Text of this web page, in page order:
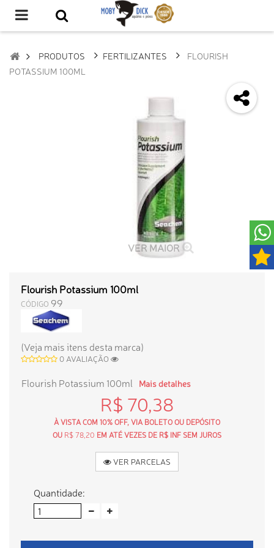
PRODUTOS FERTILIZANTES
FLOURISH
POTASSIUM 100ML
VER MAIOR
Flourish Potassium 100ml
CÓDIGO 99
(Veja mais itens desta marca)
0 AVALIAÇÃO
Flourish Potassium 100ml Mais detalhes
R$ 70,38
À VISTA COM 10% OFF, VIA BOLETO OU DEPÓSITO
OU R$ 78,20 EM ATÉ VEZES DE R$ INF SEM JUROS
VER PARCELAS
Quantidade: